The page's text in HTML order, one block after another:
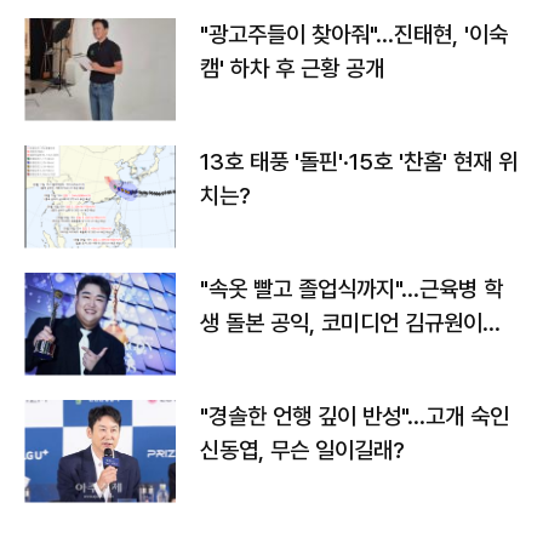
"광고주들이 찾아줘"…진태현, '이숙
캠' 하차 후 근황 공개
13호 태풍 '돌핀'·15호 '찬홈' 현재 위
치는?
"속옷 빨고 졸업식까지"…근육병 학
생 돌본 공익, 코미디언 김규원이었
"경솔한 언행 깊이 반성"…고개 숙인
신동엽, 무슨 일이길래?